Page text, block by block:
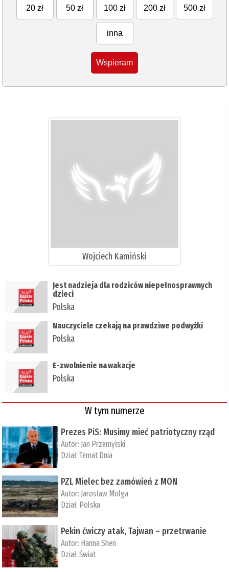
20 zł 50 zł 100 zł 200 zł 500 zł
inna
Wspieram
Wojciech Kamiński
​Jest nadzieja dla rodziców niepełnosprawnych
dzieci
Polska
​Nauczyciele czekają na prawdziwe podwyżki
Polska
​E-zwolnienie na wakacje
Polska
W tym numerze
Prezes PiS: Musimy mieć patriotyczny rząd
Autor: Jan Przemyłski
Dział:Temat Dnia
PZL Mielec bez zamówień z MON
Autor: Jarosław Molga
Dział: Polska
Pekin ćwiczy atak, Tajwan – przetrwanie
Autor: ­Hanna Shen
Dział:Świat